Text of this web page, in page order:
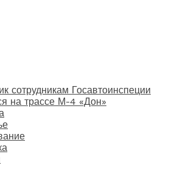
сотрудникам Госавтоинспеции
на трассе М-4 «Дон»